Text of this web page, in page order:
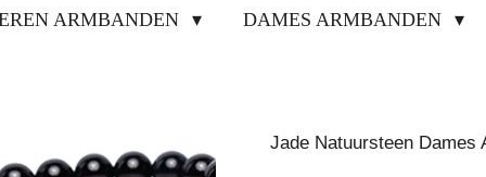
ARMBANDEN DAMES ARMBANDEN
Jade Natuursteen Dames